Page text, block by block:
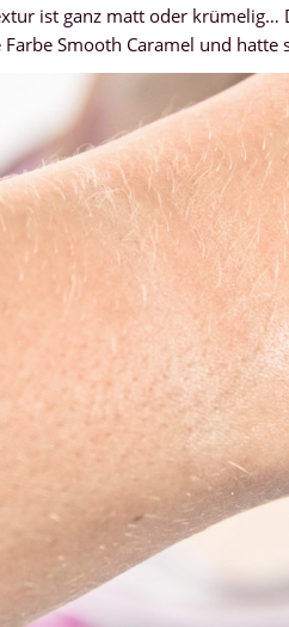
ist ganz matt oder krümelig…
Farbe Smooth Caramel und